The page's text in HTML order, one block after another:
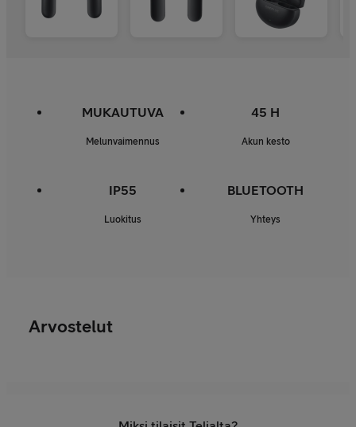
MUKAUTUVA
Melunvaimennus
45 H
Akun kesto
IP55
Luokitus
BLUETOOTH
Yhteys
Arvostelut